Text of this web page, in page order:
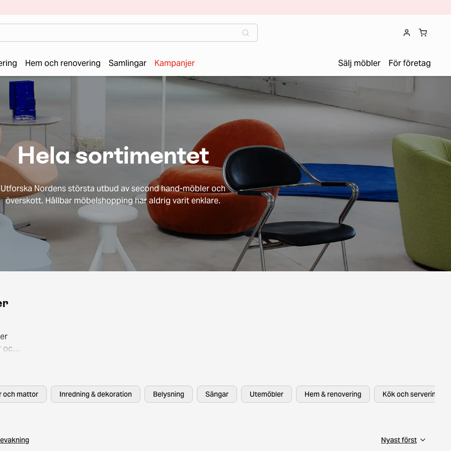
Hem och renovering Samlingar Kampanjer Sälj möbler För företag
Hela sortimentet
Utforska Nordens största utbud av second hand-möbler och
överskott. Hållbar möbelshopping har aldrig varit enklare.
och
att
och mattor Inredning & dekoration Belysning Sängar Utemöbler Hem & renovering Kök och servering